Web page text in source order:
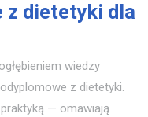
z dietetyki dla
wiedzy
z dietetyki.
— omawiają